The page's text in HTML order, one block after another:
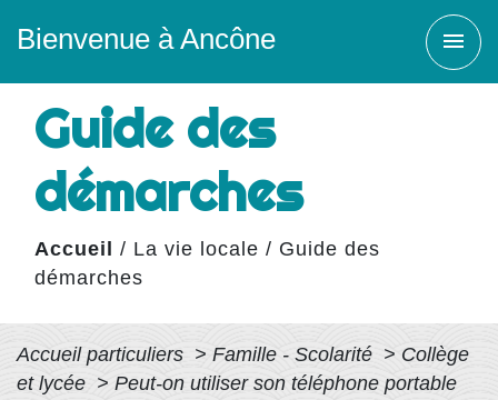
Bienvenue à Ancône menu
Guide des
démarches
Accueil / La vie locale / Guide des
démarches
Accueil particuliers > Famille - Scolarité > Collège
et lycée > Peut-on utiliser son téléphone portable